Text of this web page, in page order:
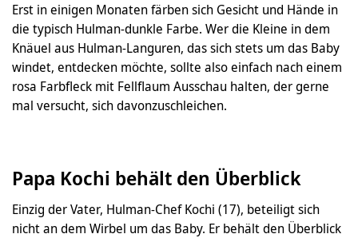
Erst in einigen Monaten färben sich Gesicht und Hände in
die typisch Hulman-dunkle Farbe. Wer die Kleine in dem
Knäuel aus Hulman-Languren, das sich stets um das Baby
windet, entdecken möchte, sollte also einfach nach einem
rosa Farbfleck mit Fellflaum Ausschau halten, der gerne
mal versucht, sich davonzuschleichen.
Papa Kochi behält den Überblick
Einzig der Vater, Hulman-Chef Kochi (17), beteiligt sich
nicht an dem Wirbel um das Baby. Er behält den Überblick